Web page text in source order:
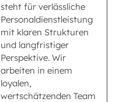
steht für verlässliche
Personaldienstleistung
mit klaren Strukturen
und langfristiger
Perspektive. Wir
arbeiten in einem
loyalen,
wertschätzenden Team